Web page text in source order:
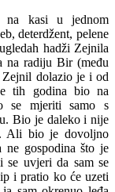
na kasi u jednom
deterdžent, pelene
hadži Zejnila
na radiju Bir (među
dolazio je i od
tih godina bio na
se mjeriti samo s
Bio je daleko i nije
Ali bio je dovoljno
gospodina što je
se uvjeri da sam se
i pratio ko će uzeti